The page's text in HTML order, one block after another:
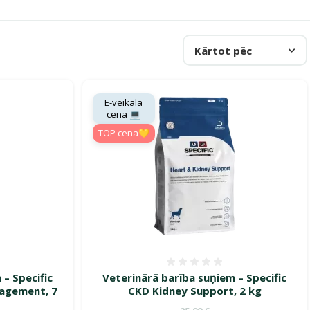
Kārtot pēc
Specific
7
Veterinārā barība suņiem – Specific
CKD Kidney Support, 2 kg
E-veikala
cena 💻
TOP cena💛